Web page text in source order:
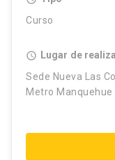
Curso
access_time Lugar de
Sede Nueva Las
Metro Manquehue